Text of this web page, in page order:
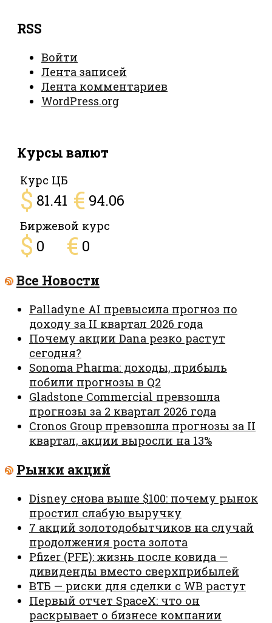
RSS
Войти
Лента записей
Лента комментариев
WordPress.org
Курсы валют
Курс ЦБ
$ 81.41 € 94.06
Биржевой курс
$ 0 € 0
Все Новости
Palladyne AI превысила прогноз по
доходу за II квартал 2026 года
Почему акции Dana резко растут
сегодня?
Sonoma Pharma: доходы, прибыль
побили прогнозы в Q2
Gladstone Commercial превзошла
прогнозы за 2 квартал 2026 года
Cronos Group превзошла прогнозы за II
квартал, акции выросли на 13%
Рынки акций
Disney снова выше $100: почему рынок
простил слабую выручку
7 акций золотодобытчиков на случай
продолжения роста золота
Pfizer (PFE): жизнь после ковида —
дивиденды вместо сверхприбылей
ВТБ — риски для сделки с WB растут
Первый отчет SpaceX: что он
раскрывает о бизнесе компании